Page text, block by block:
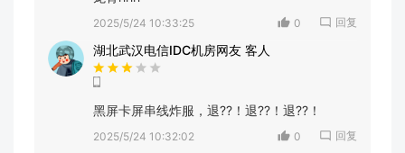
2025/5/24 10:33:25 0 回复
湖北武汉电信IDC机房网友 客人
黑屏卡屏串线炸服，退??！退??！退??！
2025/5/24 10:32:02 0 回复